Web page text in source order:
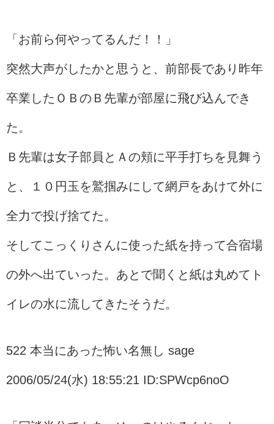
「お前ら何やってるんだ！！」
突然大声がしたかと思うと、前部長であり昨年
卒業したＯＢのＢ先輩が部屋に飛び込んでき
た。
Ｂ先輩は女子部員とＡの頬に平手打ちを見舞う
と、１０円玉を鷲掴みにして網戸をあけて外に
全力で投げ捨てた。
そしてこっくりさんに使った紙を持って合宿場
の外へ出ていった。あとで聞くと紙は丸めてト
イレの水に流してきたそうだ。
522 本当にあった怖い名無し sage
2006/05/24(水) 18:55:21 ID:SPWcp6noO